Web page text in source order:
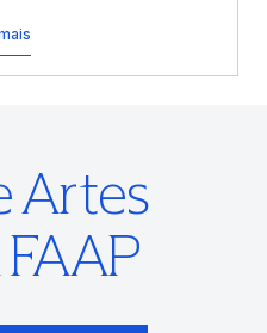
Artes